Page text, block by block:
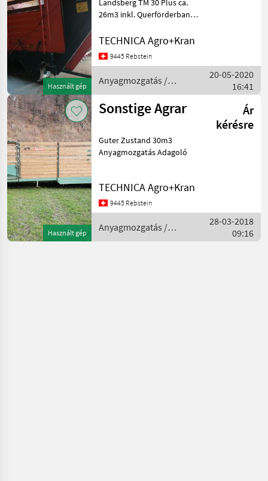
Használt gép
26m3 inkl. Querförderband
TECHNICA Agro+Kran
9445 Rebstein
Anyagmozgatás /
Sonstige
20-05-2020
16:41
Használt gép
Sonstige Agrar
Ár
kérésre
Guter Zustand 30m3
Anyagmozgatás Adagoló
TECHNICA Agro+Kran
9445 Rebstein
Anyagmozgatás /
Sonstige
28-03-2018
09:16